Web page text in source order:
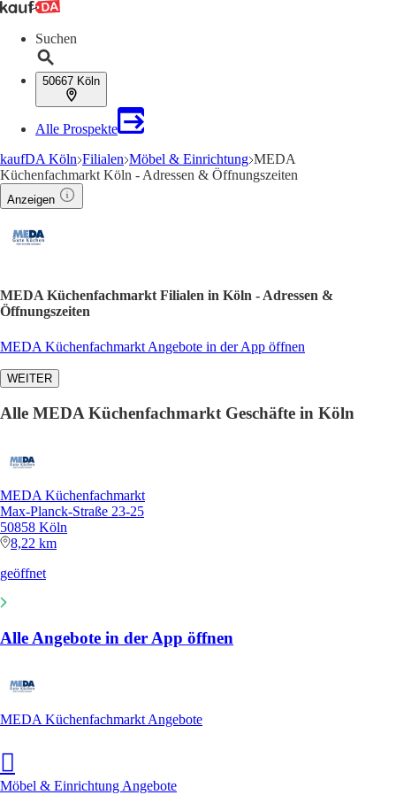
Suchen
50667 Köln
Alle Prospekte
kaufDA Köln Filialen Möbel & Einrichtung MEDA
Küchenfachmarkt Köln - Adressen & Öffnungszeiten
Anzeigen
MEDA Küchenfachmarkt Filialen in Köln - Adressen &
Öffnungszeiten
MEDA Küchenfachmarkt Angebote in der App öffnen
WEITER
Alle MEDA Küchenfachmarkt Geschäfte in Köln
MEDA Küchenfachmarkt
Max-Planck-Straße 23-25
50858 Köln
8,22 km
geöffnet
Alle Angebote in der App öffnen
MEDA Küchenfachmarkt Angebote
Möbel & Einrichtung Angebote